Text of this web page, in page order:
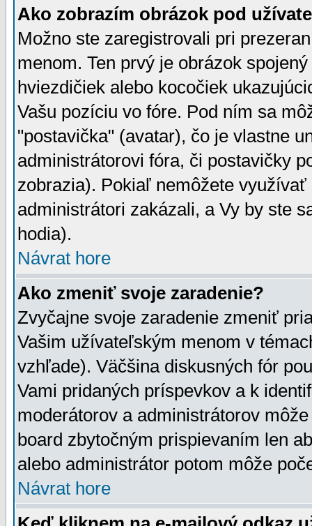
Ako zobrazím obrázok pod
Možno ste zaregistrovali pri
menom. Ten prvý je obrázok
hviezdičiek alebo kocočiek
Vašu pozíciu vo fóre. Pod ním sa
"postavička" (avatar), čo je vlastne
administrátorovi fóra, či postavičky
zobrazia). Pokiaľ nemôžete
administrátori zakázali, a Vy by ste
hodia).
Návrat hore
Ako zmeniť svoje zaradenie?
Zvyčajne svoje zaradenie zmeniť
Vašim užívateľským menom v
vzhľade). Väčšina diskusných fór
Vami pridaných príspevkov a k
moderátorov a administrátorov
board zbytočným prispievaním len
alebo administrátor potom môže
Návrat hore